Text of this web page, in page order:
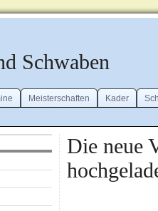
Schwaben
Meisterschaften Kader
Die neue